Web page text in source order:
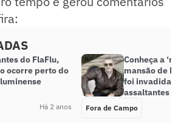
do FlaFlu,
ocorre perto do
Há 2 anos
Conheça a
mansão de
foi invadida
assaltantes
Fora de Campo